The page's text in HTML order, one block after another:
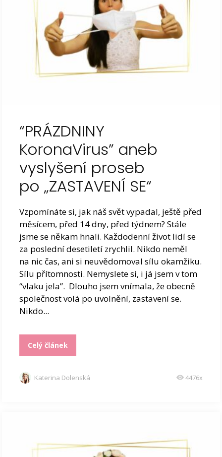
“PRÁZDNINY
KoronaVirus” aneb
vyslyšení proseb
po „ZASTAVENÍ SE“
Vzpomínáte si, jak náš svět vypadal, ještě před
měsícem, před 14 dny, před týdnem? Stále
jsme se někam hnali. Každodenní život lidí se
za poslední desetiletí zrychlil. Nikdo neměl
na nic čas, ani si neuvědomoval sílu okamžiku.
Sílu přítomnosti. Nemyslete si, i já jsem v tom
“vlaku jela”. Dlouho jsem vnímala, že obecně
společnost volá po uvolnění, zastavení se.
Nikdo...
Celý článek
Katerina Dolenská 4476x